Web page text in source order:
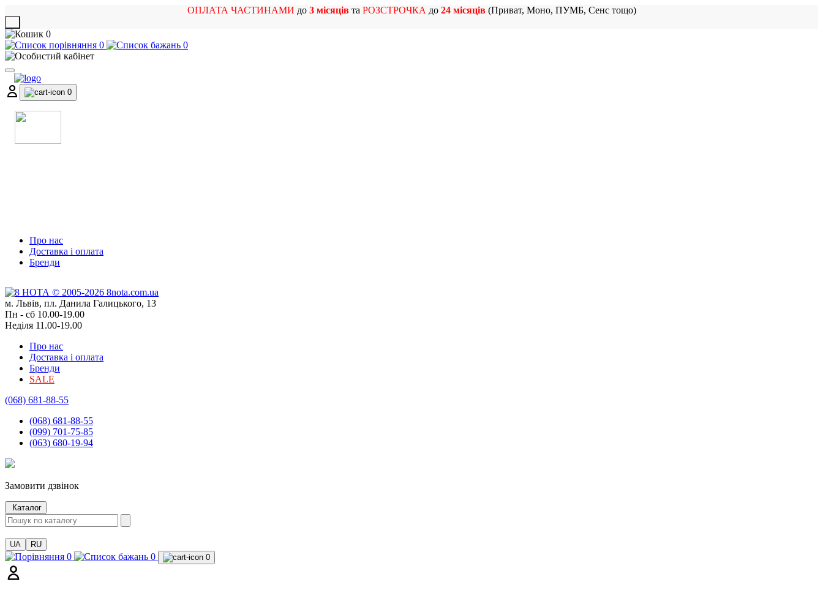
ОПЛАТА ЧАСТИНАМИ до 3 місяцівта РОЗСТРОЧКА до 24 місяців(Приват, Моно, ПУМБ, Сенс тощо)
0
0
0
0
Про нас
Доставка і оплата
Бренди
м. Львів, пл. Данила Галицького, 13
Пн - сб 10.00-19.00
Неділя 11.00-19.00
Про нас
Доставка і оплата
Бренди
SALE
(068) 681-88-55
(068) 681-88-55
(099) 701-75-85
(063) 680-19-94
Замовити дзвінок
Каталог
UA RU
0 0 0